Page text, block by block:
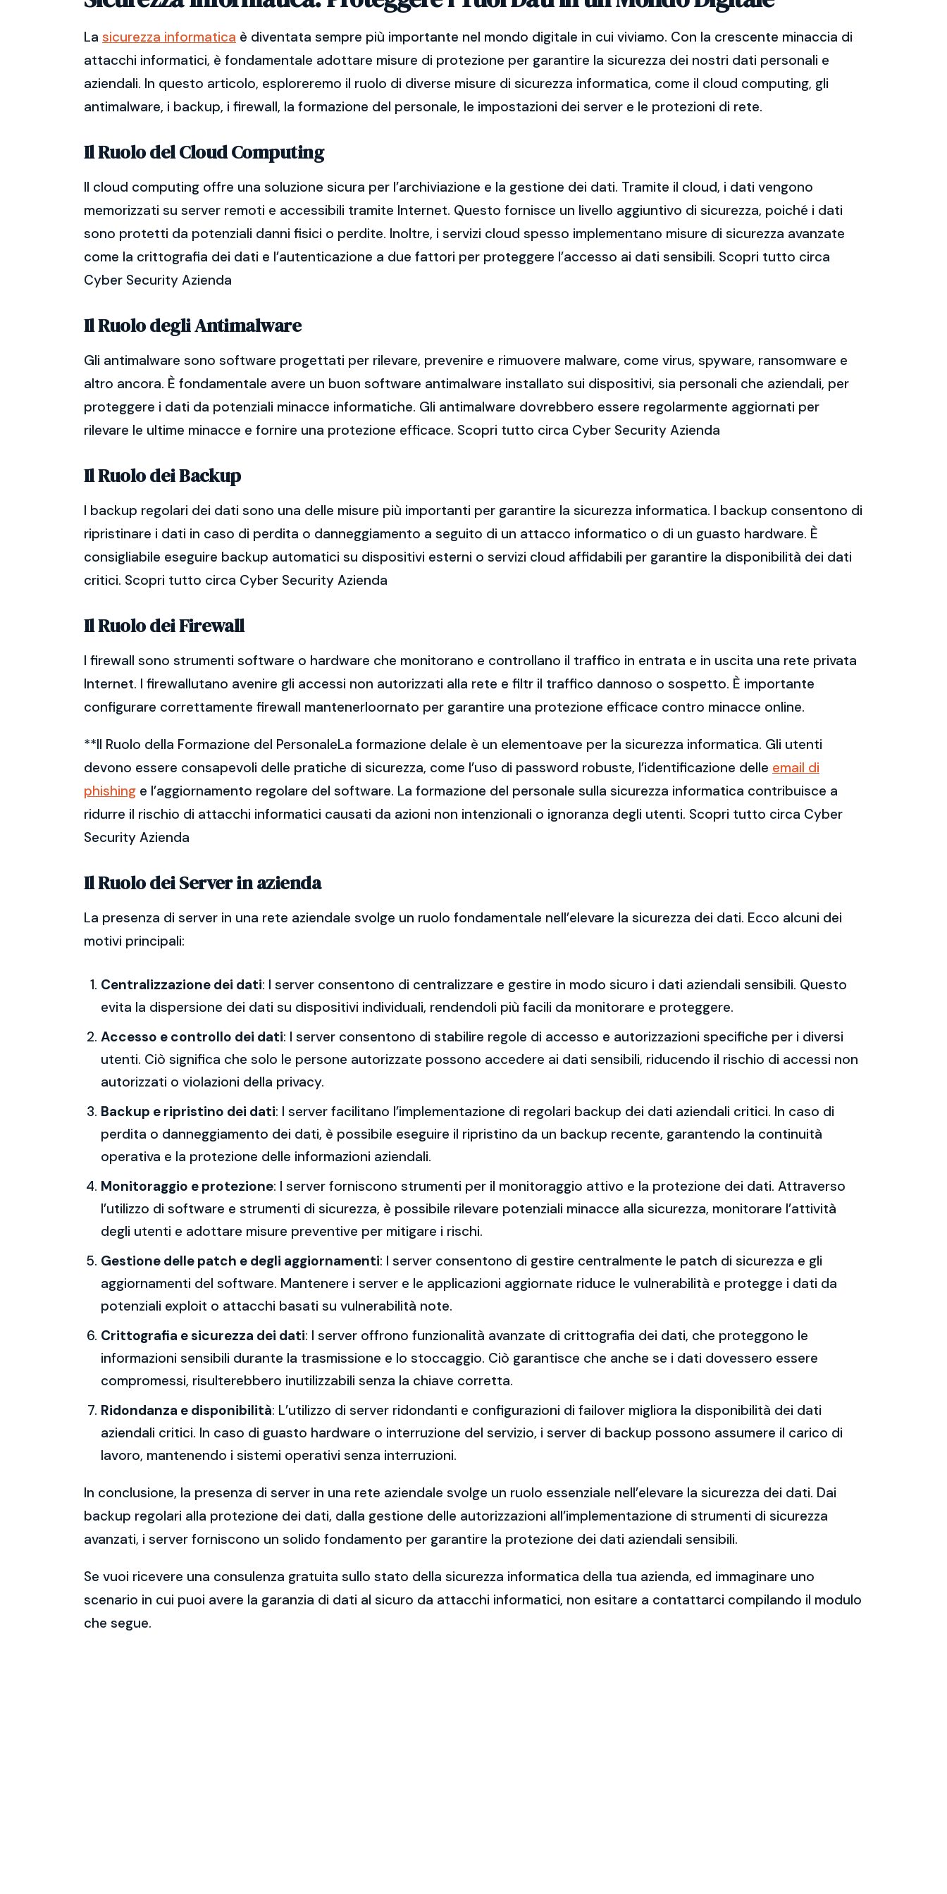
La sicurezza informatica è diventata sempre più importante nel mondo digitale in cui viviamo. Con la crescente minaccia di
attacchi informatici, è fondamentale adottare misure di protezione per garantire la sicurezza dei nostri dati personali e
aziendali. In questo articolo, esploreremo il ruolo di diverse misure di sicurezza informatica, come il cloud computing, gli
antimalware, i backup, i firewall, la formazione del personale, le impostazioni dei server e le protezioni di rete.
Il Ruolo del Cloud Computing
Il cloud computing offre una soluzione sicura per l’archiviazione e la gestione dei dati. Tramite il cloud, i dati vengono
memorizzati su server remoti e accessibili tramite Internet. Questo fornisce un livello aggiuntivo di sicurezza, poiché i dati
sono protetti da potenziali danni fisici o perdite. Inoltre, i servizi cloud spesso implementano misure di sicurezza avanzate
come la crittografia dei dati e l’autenticazione a due fattori per proteggere l’accesso ai dati sensibili. Scopri tutto circa
Cyber Security Azienda
Il Ruolo degli Antimalware
Gli antimalware sono software progettati per rilevare, prevenire e rimuovere malware, come virus, spyware, ransomware e
altro ancora. È fondamentale avere un buon software antimalware installato sui dispositivi, sia personali che aziendali, per
proteggere i dati da potenziali minacce informatiche. Gli antimalware dovrebbero essere regolarmente aggiornati per
rilevare le ultime minacce e fornire una protezione efficace. Scopri tutto circa Cyber Security Azienda
Il Ruolo dei Backup
I backup regolari dei dati sono una delle misure più importanti per garantire la sicurezza informatica. I backup consentono di
ripristinare i dati in caso di perdita o danneggiamento a seguito di un attacco informatico o di un guasto hardware. È
consigliabile eseguire backup automatici su dispositivi esterni o servizi cloud affidabili per garantire la disponibilità dei dati
critici. Scopri tutto circa Cyber Security Azienda
Il Ruolo dei Firewall
I firewall sono strumenti software o hardware che monitorano e controllano il traffico in entrata e in uscita una rete privata
Internet. I firewallutano avenire gli accessi non autorizzati alla rete e filtr il traffico dannoso o sospetto. È importante
configurare correttamente firewall mantenerloornato per garantire una protezione efficace contro minacce online.
**Il Ruolo della Formazione del PersonaleLa formazione delale è un elementoave per la sicurezza informatica. Gli utenti
devono essere consapevoli delle pratiche di sicurezza, come l’uso di password robuste, l’identificazione delle email di
phishing e l’aggiornamento regolare del software. La formazione del personale sulla sicurezza informatica contribuisce a
ridurre il rischio di attacchi informatici causati da azioni non intenzionali o ignoranza degli utenti. Scopri tutto circa Cyber
Security Azienda
Il Ruolo dei Server in azienda
La presenza di server in una rete aziendale svolge un ruolo fondamentale nell’elevare la sicurezza dei dati. Ecco alcuni dei
motivi principali:
Centralizzazione dei dati: I server consentono di centralizzare e gestire in modo sicuro i dati aziendali sensibili. Questo
evita la dispersione dei dati su dispositivi individuali, rendendoli più facili da monitorare e proteggere.
Accesso e controllo dei dati: I server consentono di stabilire regole di accesso e autorizzazioni specifiche per i diversi
utenti. Ciò significa che solo le persone autorizzate possono accedere ai dati sensibili, riducendo il rischio di accessi non
autorizzati o violazioni della privacy.
Backup e ripristino dei dati: I server facilitano l’implementazione di regolari backup dei dati aziendali critici. In caso di
perdita o danneggiamento dei dati, è possibile eseguire il ripristino da un backup recente, garantendo la continuità
operativa e la protezione delle informazioni aziendali.
Monitoraggio e protezione: I server forniscono strumenti per il monitoraggio attivo e la protezione dei dati. Attraverso
l’utilizzo di software e strumenti di sicurezza, è possibile rilevare potenziali minacce alla sicurezza, monitorare l’attività
degli utenti e adottare misure preventive per mitigare i rischi.
Gestione delle patch e degli aggiornamenti: I server consentono di gestire centralmente le patch di sicurezza e gli
aggiornamenti del software. Mantenere i server e le applicazioni aggiornate riduce le vulnerabilità e protegge i dati da
potenziali exploit o attacchi basati su vulnerabilità note.
Crittografia e sicurezza dei dati: I server offrono funzionalità avanzate di crittografia dei dati, che proteggono le
informazioni sensibili durante la trasmissione e lo stoccaggio. Ciò garantisce che anche se i dati dovessero essere
compromessi, risulterebbero inutilizzabili senza la chiave corretta.
Ridondanza e disponibilità: L’utilizzo di server ridondanti e configurazioni di failover migliora la disponibilità dei dati
aziendali critici. In caso di guasto hardware o interruzione del servizio, i server di backup possono assumere il carico di
lavoro, mantenendo i sistemi operativi senza interruzioni.
In conclusione, la presenza di server in una rete aziendale svolge un ruolo essenziale nell’elevare la sicurezza dei dati. Dai
backup regolari alla protezione dei dati, dalla gestione delle autorizzazioni all’implementazione di strumenti di sicurezza
avanzati, i server forniscono un solido fondamento per garantire la protezione dei dati aziendali sensibili.
Se vuoi ricevere una consulenza gratuita sullo stato della sicurezza informatica della tua azienda, ed immaginare uno
scenario in cui puoi avere la garanzia di dati al sicuro da attacchi informatici, non esitare a contattarci compilando il modulo
che segue.